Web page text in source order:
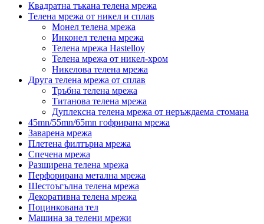
Квадратна тъкана телена мрежа
Телена мрежа от никел и сплав
Монел телена мрежа
Инконел телена мрежа
Телена мрежа Hastelloy
Телена мрежа от никел-хром
Никелова телена мрежа
Друга телена мрежа от сплав
Тръбна телена мрежа
Титанова телена мрежа
Дуплексна телена мрежа от неръждаема стомана
45mn/55mn/65mn гофрирана мрежа
Заварена мрежа
Плетена филтърна мрежа
Спечена мрежа
Разширена телена мрежа
Перфорирана метална мрежа
Шестоъгълна телена мрежа
Декоративна телена мрежа
Поцинкована тел
Машина за телени мрежи